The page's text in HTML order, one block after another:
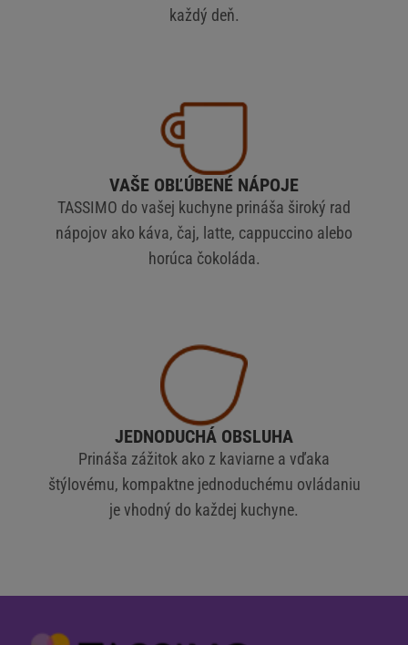
každý deň.
VAŠE OBĽÚBENÉ NÁPOJE
TASSIMO do vašej kuchyne prináša široký rad
nápojov ako káva, čaj, latte, cappuccino alebo
horúca čokoláda.
JEDNODUCHÁ OBSLUHA
Prináša zážitok ako z kaviarne a vďaka
štýlovému, kompaktne jednoduchému ovládaniu
je vhodný do každej kuchyne.